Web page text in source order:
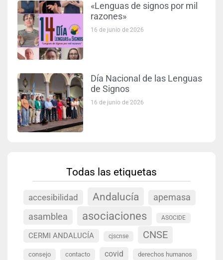
«Lenguas de signos por mil
razones»
16 de junio de 2026
Día Nacional de las Lenguas
de Signos
16 de junio de 2026
Todas las etiquetas
accesibilidad Andalucía
apemasa
asamblea
asociaciones ASOCIDE
CERMI ANDALUCÍA cjscnse CNSE
consejo contacto covid derechos humanos